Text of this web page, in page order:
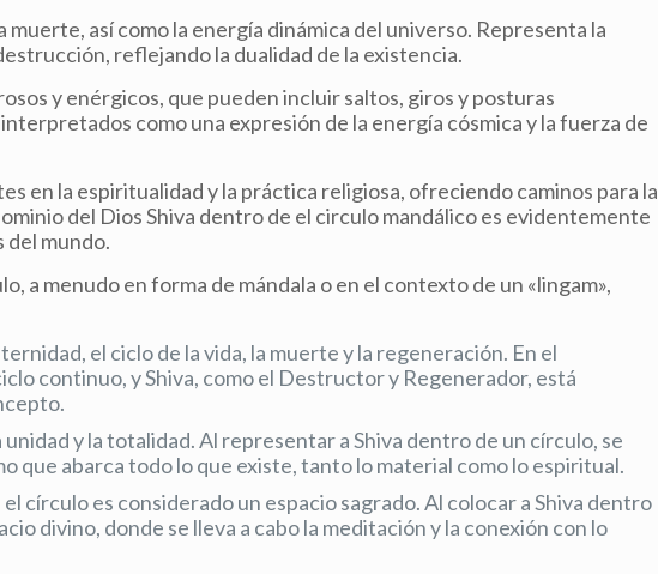
muerte, así como la energía dinámica del universo. Representa la
reflejando la dualidad de la existencia.
y enérgicos, que pueden incluir saltos, giros y posturas
como una expresión de la energía cósmica y la fuerza de
en la espiritualidad y la práctica religiosa, ofreciendo caminos para la
del Dios Shiva dentro de el circulo mandálico es evidentemente
del mundo.
a menudo en forma de mándala o en el contexto de un «lingam»,
el ciclo de la vida, la muerte y la regeneración. En el
continuo, y Shiva, como el Destructor y Regenerador, está
unidad y la totalidad. Al representar a Shiva dentro de un círculo, se
que abarca todo lo que existe, tanto lo material como lo espiritual.
círculo es considerado un espacio sagrado. Al colocar a Shiva dentro
divino, donde se lleva a cabo la meditación y la conexión con lo